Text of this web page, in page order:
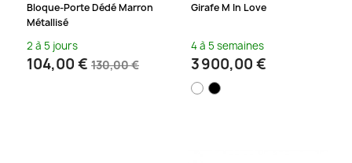
Bloque-Porte Dédé Marron
Métallisé
2 à 5 jours
104,00 € 130,00 €
Girafe M In Love
4 à 5 semaines
3 900,00 €